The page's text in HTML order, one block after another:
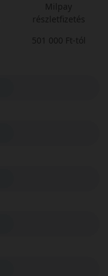
Milpay
részletfizetés
501 000 Ft-tól